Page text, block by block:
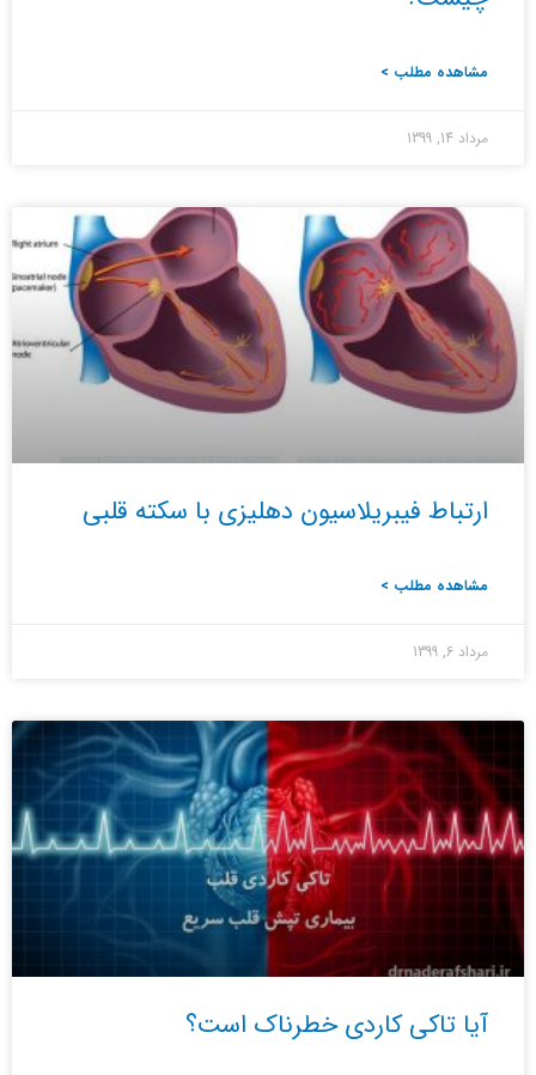
مشاهده مطلب >
مرداد 14, 1399
ارتباط فیبریلاسیون دهلیزی با سکته قلبی
مشاهده مطلب >
مرداد 6, 1399
آیا تاکی کاردی خطرناک است؟